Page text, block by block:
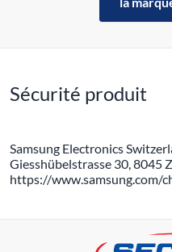
Sécurité produit
Samsung Electronics
Giesshübelstrasse 30, 8045
https://www.samsung.com/